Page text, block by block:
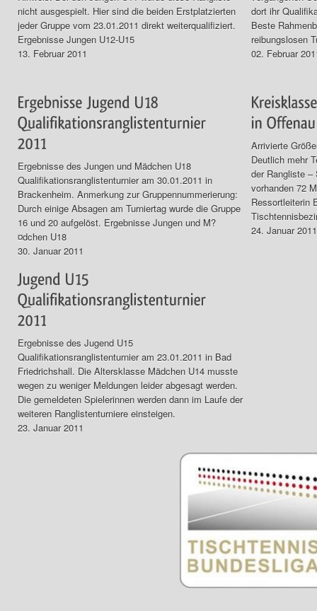
nicht ausgespielt. Hier sind die beiden Erstplatzierten
jeder Gruppe vom 23.01.2011 direkt weiterqualifiziert.
Ergebnisse Jungen U12-U15
13. Februar 2011
dort ihr
Beste
reibungslosen
02. Februar
Ergebnisse des Jungen und Mädchen U18
Qualifikationsranglistenturnier am 30.01.2011 in
Brackenheim. Anmerkung zur Gruppennummerierung:
Durch einige Absagen am Turniertag wurde die Gruppe
16 und 20 aufgelöst. Ergebnisse Jungen und M?
¤dchen U18
30. Januar 2011
Arrivierte
Deutlich mehr
der Rangliste –
vorhanden 72
Ressortleiterin
24. Januar 2011
Ergebnisse des Jugend U15
Qualifikationsranglistenturnier am 23.01.2011 in Bad
Friedrichshall. Die Altersklasse Mädchen U14 musste
wegen zu weniger Meldungen leider abgesagt werden.
Die gemeldeten Spielerinnen werden dann im Laufe der
weiteren Ranglistenturniere einsteigen.
23. Januar 2011